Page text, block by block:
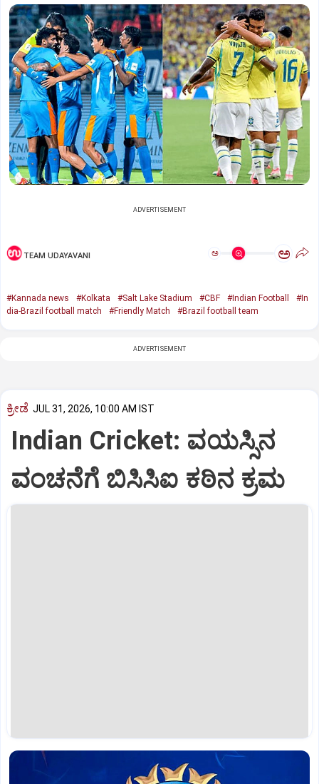
ADVERTISEMENT
TEAM UDAYAVANI ಅ ಅ
#Kannada news #Kolkata #Salt Lake Stadium #CBF #Indian Football
#In
dia-Brazil football match
#Friendly Match #Brazil football team
ADVERTISEMENT
ಕ್ರೀಡೆ JUL 31, 2026, 10:00 AM IST
Indian Cricket: ವಯಸ್ಸಿನ
ವಂಚನೆಗೆ ಬಿಸಿಸಿಐ ಕಠಿನ ಕ್ರಮ